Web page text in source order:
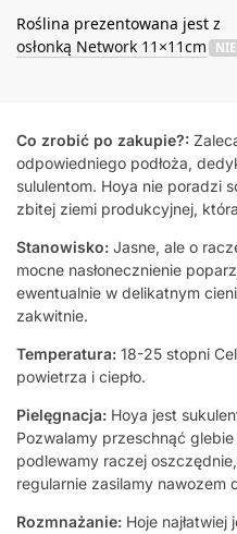
Roślina prezentowana jest z
osłonką Network 11×11cm
Co zrobić po zakupie?:
odpowiedniego podłoża,
sululentom. Hoya nie poradzi
zbitej ziemi produkcyjnej,
Stanowisko: Jasne, ale o
mocne nasłonecznienie
ewentualnie w delikatnym
zakwitnie.
Temperatura: 18-25 stopni
powietrza i ciepło.
Pielęgnacja: Hoya jest
Pozwalamy przeschnąć
podlewamy raczej
regularnie zasilamy nawozem
Rozmnażanie: Hoje